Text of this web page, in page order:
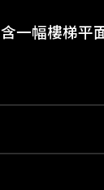
一幅樓梯平